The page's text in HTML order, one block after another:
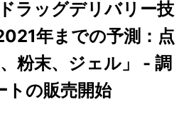
ラッグデリバリー技
年までの予測：点
粉末、ジェル」 - 調
トの販売開始